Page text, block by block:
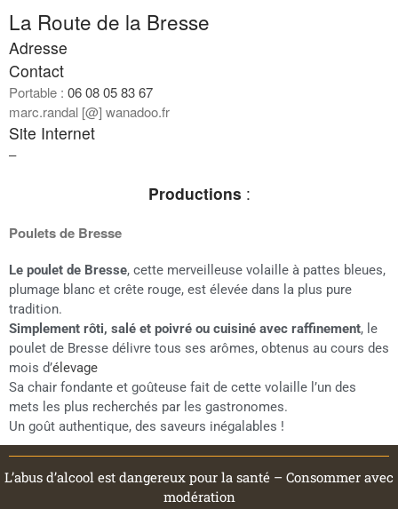
La Route de la Bresse
Adresse
Contact
Portable : 06 08 05 83 67
marc.randal [@] wanadoo.fr
Site Internet
–
Productions :
Poulets de Bresse
Le poulet de Bresse, cette merveilleuse volaille à pattes bleues,
plumage blanc et crête rouge, est élevée dans la plus pure
tradition.
Simplement rôti, salé et poivré ou cuisiné avec raffinement, le
poulet de Bresse délivre tous ses arômes, obtenus au cours des
mois d’élevage
Sa chair fondante et goûteuse fait de cette volaille l’un des
mets les plus recherchés par les gastronomes.
Un goût authentique, des saveurs inégalables !
L’abus d’alcool est dangereux pour la santé – Consommer avec
modération